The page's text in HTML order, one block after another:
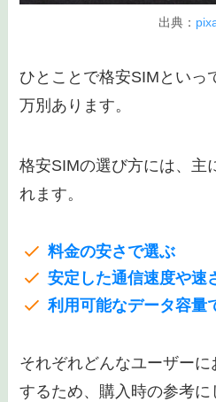
出典：
ひとことで格安SIMといっ
万別あります。
格安SIMの選び方には、主
れます。
料金の安さで選ぶ
安定した通信速度や速
利用可能なデータ容量
それぞれどんなユーザー
するため、購入時の参考に